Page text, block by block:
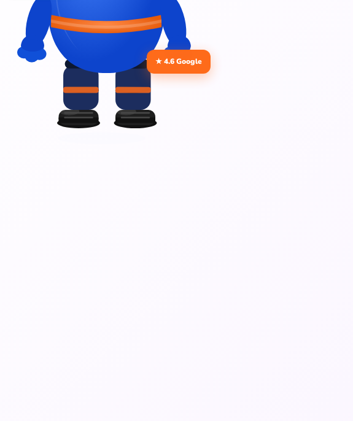
★ 4.6 Google